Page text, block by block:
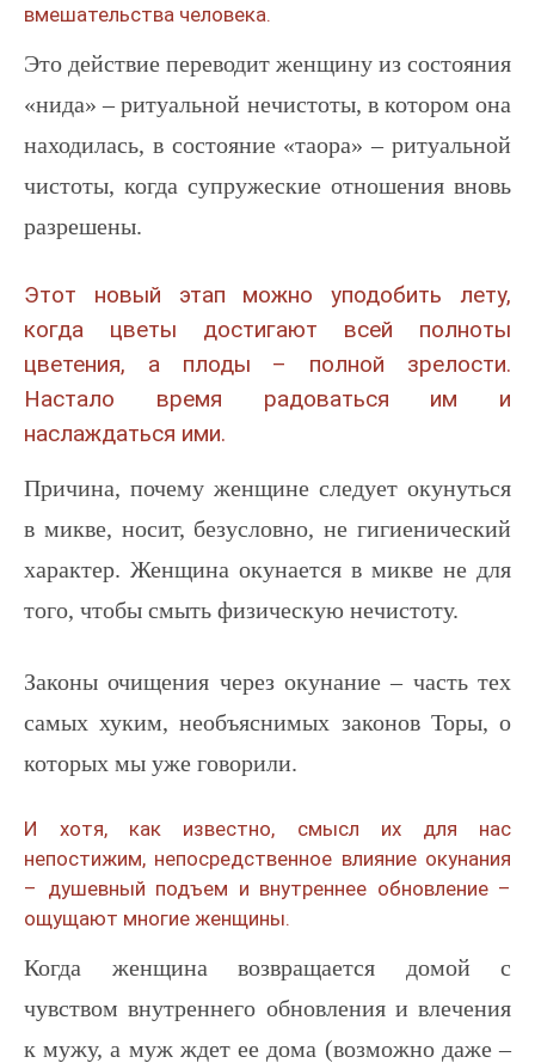
вмешательства человека.
Это действие переводит женщину из состояния
«нида» – ритуальной нечистоты, в котором она
находилась, в состояние «таора» – ритуальной
чистоты, когда супружеские отношения вновь
разрешены.
Этот новый этап можно уподобить лету,
когда цветы достигают всей полноты
цветения, а плоды – полной зрелости.
Настало время радоваться им и
наслаждаться ими.
Причина, почему женщине следует окунуться
в микве, носит, безусловно, не гигиенический
характер. Женщина окунается в микве не для
того, чтобы смыть физическую нечистоту.
Законы очищения через окунание – часть тех
самых хуким, необъяснимых законов Торы, о
которых мы уже говорили.
И хотя, как известно, смысл их для нас
непостижим, непосредственное влияние окунания
– душевный подъем и внутреннее обновление –
ощущают многие женщины.
Когда женщина возвращается домой с
чувством внутреннего обновления и влечения
к мужу, а муж ждет ее дома (возможно даже –